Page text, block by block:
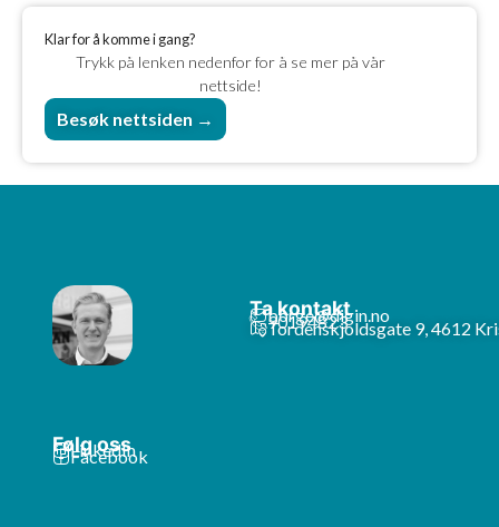
Klar for å komme i gang?
Trykk på lenken nedenfor for å se mer på vår
nettside!
Besøk nettsiden →
Ta kontakt
borge@digin.no
90194823
Tordenskjoldsgate 9, 4612
Følg oss
LinkedIn
Facebook